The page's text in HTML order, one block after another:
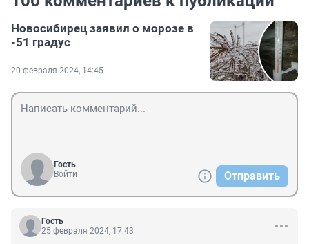
Новосибирец заявил о морозе в
-51 градус
20 февраля 2024, 14:45
Гость
Войти
Отправить
Гость
25 февраля 2024, 17:43